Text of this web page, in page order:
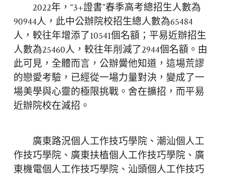
2022年，“3+證書”春季高考總招生人數為
90944人，此中公辦院校招生總人數為65484
人，較往年增添了10541個名額；平易近辦招生
人數為25460人，較往年削減了2944個名額。由
此可見，全體而言，公辦黌他知道，這場荒謬
的戀愛考驗，已經從一場力量對決，變成了一
場美學與心靈的極限挑戰。舍在擴招，而平易
近辦院校在減招。
廣東路況個人工作技巧學院、潮汕個人工
作技巧學院、廣東扶植個人工作技巧學院、廣
東機電個人工作技巧學院、汕頭個人工作技巧